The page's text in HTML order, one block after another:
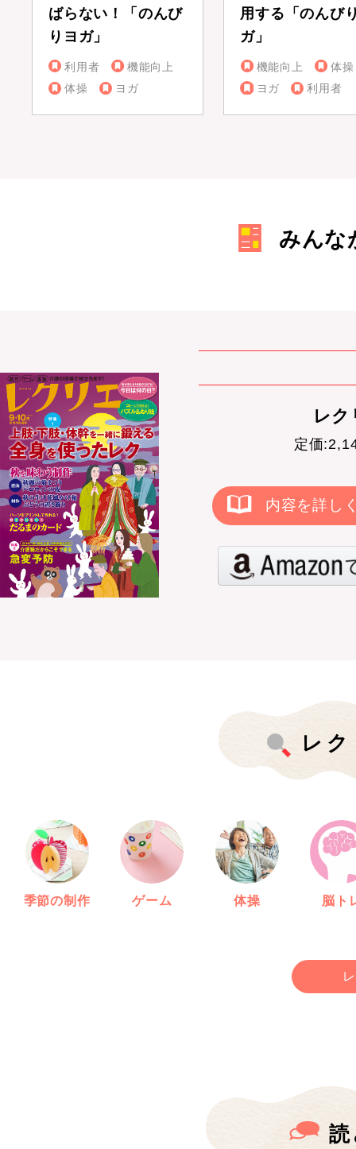
ばらない！「のんび
りヨガ」
利用者
機能向上
体操
ヨガ
用する「のんび
ガ」
機能向上
体操
ヨガ
利用者
みんな
レ
定価
内容を詳し
レ
季節の制作 ゲーム 体操 脳ト